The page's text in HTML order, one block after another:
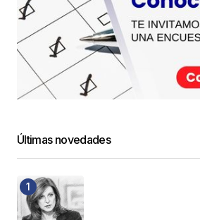
Últimas novedades